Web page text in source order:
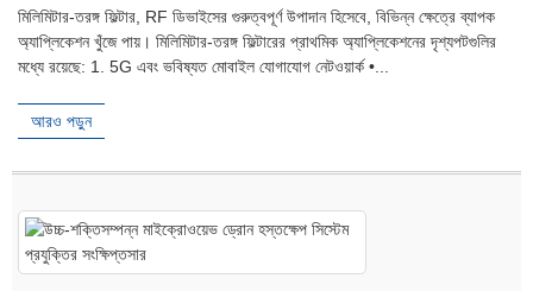
মিলিমিটার-তরঙ্গ ফিল্টার, RF ডিভাইসের গুরুত্বপূর্ণ উপাদান হিসেবে, বিভিন্ন ক্ষেত্রে ব্যাপক
অ্যাপ্লিকেশন খুঁজে পায়। মিলিমিটার-তরঙ্গ ফিল্টারের প্রাথমিক অ্যাপ্লিকেশনের দৃশ্যপটগুলির
মধ্যে রয়েছে: 1. 5G এবং ভবিষ্যত মোবাইল যোগাযোগ নেটওয়ার্ক •...
আরও পড়ুন